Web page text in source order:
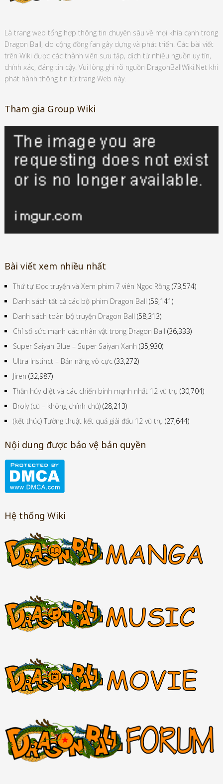
Là trang web tổng hợp thông tin chuyên sâu về mọi khía cạnh trong
Dragon Ball, do cộng đồng fan gây dựng và phát triển. Các bài viết
trên Wiki được các thành viên sưu tập, dịch từ nhiều nguồn uy tín,
chính xác, đáng tin cậy. Vui lòng ghi rõ nguồn DragonBallWiki.Net khi
phát hành thông tin từ trang Web này.
Tham gia Group Wiki
Bài viết xem nhiều nhất
Thứ tự Đọc truyện và Xem phim 7 viên Ngọc Rồng (73,574)
Danh sách tất cả các bộ phim Dragon Ball (59,141)
Danh sách toàn bộ truyện Dragon Ball (58,313)
Chỉ số sức mạnh các nhân vật trong Dragon Ball (36,333)
Super Saiyan Blue – Super Saiyan Xanh (35,930)
Ultra Instinct – Bản năng vô cực (33,272)
Jiren (32,987)
Thần hủy diệt và các chiến binh mạnh nhất 12 vũ trụ (30,704)
Broly (cũ – không chính chủ) (28,213)
(kết thúc) Tường thuật kết quả giải đấu 12 vũ trụ (27,644)
Nội dung được bảo vệ bản quyền
Hệ thống Wiki